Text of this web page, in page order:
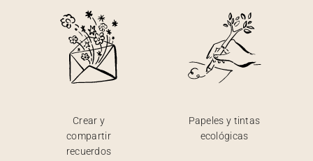
Crear y
compartir
recuerdos
Papeles y tintas
ecológicas